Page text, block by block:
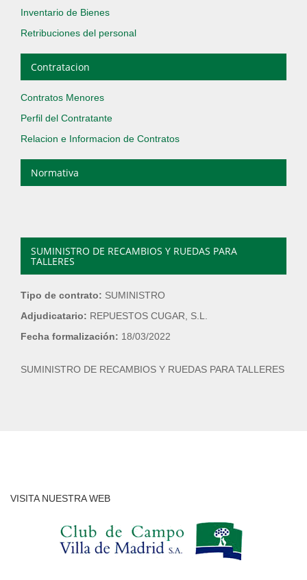
Inventario de Bienes
Retribuciones del personal
Contratacion
Contratos Menores
Perfil del Contratante
Relacion e Informacion de Contratos
Normativa
SUMINISTRO DE RECAMBIOS Y RUEDAS PARA
TALLERES
Tipo de contrato: SUMINISTRO
Adjudicatario: REPUESTOS CUGAR, S.L.
Fecha formalización: 18/03/2022
SUMINISTRO DE RECAMBIOS Y RUEDAS PARA TALLERES
VISITA NUESTRA WEB